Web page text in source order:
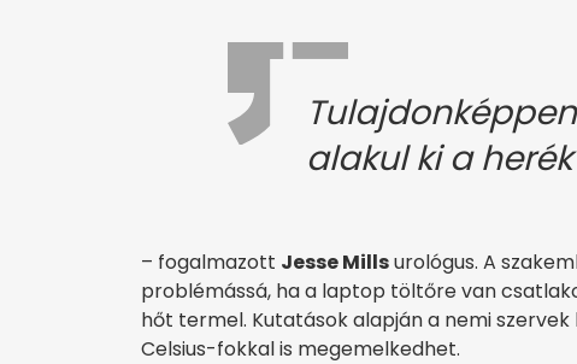
alakul ki a
– fogalmazott Jesse Millsurológus. A
problémássá, ha a laptop töltőre van
hőt termel. Kutatások alapján a nemi
Celsius-fokkal is megemelkedhet.